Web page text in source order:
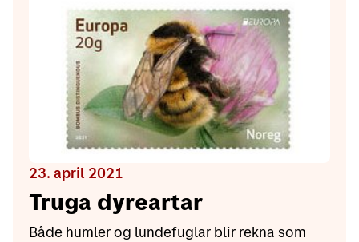
23. april 2021
Truga dyreartar
Både humler og lundefuglar blir rekna som